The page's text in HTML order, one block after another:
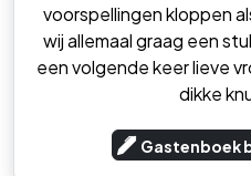
voorspellingen kloppen
wij allemaal graag een
een volgende keer lieve
dikke
Gastenboek